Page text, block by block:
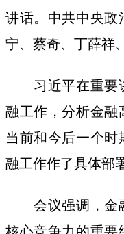
讲话。中共中央政
宁、蔡奇、丁薛祥
习近平在重要
融工作，分析金融
当前和今后一个时
融工作作了具体部
会议强调，金